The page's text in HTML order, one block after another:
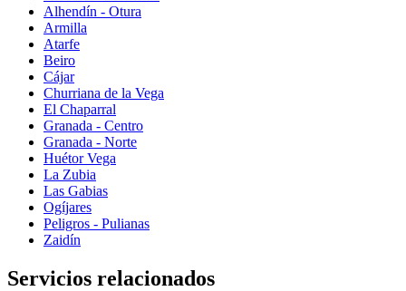
Alhendín - Otura
Armilla
Atarfe
Beiro
Cájar
Churriana de la Vega
El Chaparral
Granada - Centro
Granada - Norte
Huétor Vega
La Zubia
Las Gabias
Ogíjares
Peligros - Pulianas
Zaidín
Servicios relacionados